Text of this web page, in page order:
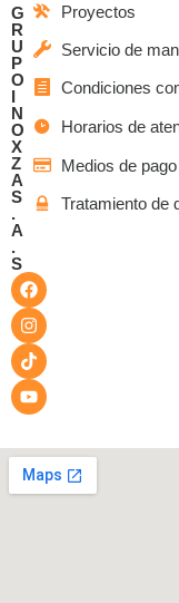
G
R
U
P
O
I
N
O
X
Z
A
S
.
A
.
S
Proyectos
Servicio de
Condiciones
Horarios de
Medios de pago
Tratamiento de